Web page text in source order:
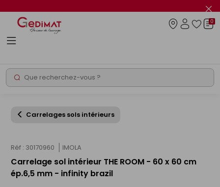
le
info
Rechercher
0
Carrelages sols intérieurs
Réf : 30170960 IMOLA
Carrelage sol intérieur THE ROOM - 60 x 60 cm
ép.6,5 mm - infinity brazil